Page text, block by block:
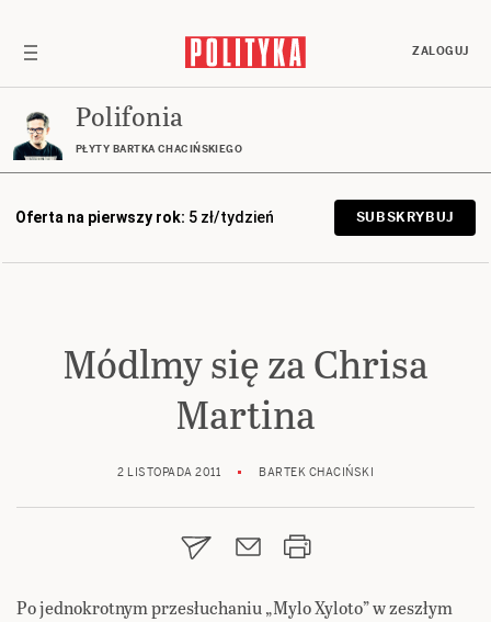
ZALOGUJ
Polifonia
PŁYTY BARTKA CHACIŃSKIEGO
Oferta na pierwszy rok: 5 zł/tydzień SUBSKRYBUJ
Módlmy się za Chrisa
Martina
2 LISTOPADA 2011 BARTEK CHACIŃSKI
Po jednokrotnym przesłuchaniu „Mylo Xyloto” w zeszłym